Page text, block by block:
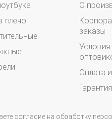
плечо
О
заказы
Условия
Оплата
согласие на обработку